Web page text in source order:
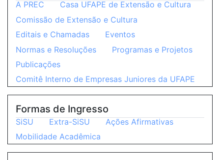
A PREC
Casa UFAPE de Extensão e Cultura
Comissão de Extensão e Cultura
Editais e Chamadas
Eventos
Normas e Resoluções
Programas e Projetos
Publicações
Comitê Interno de Empresas Juniores da UFAPE
Formas de Ingresso
SiSU Extra-SiSU
Ações Afirmativas
Mobilidade Acadêmica